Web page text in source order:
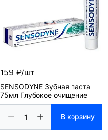
159 ₽/шт
SENSODYNE Зубная паста
75мл Глубокое очищение
В корзину